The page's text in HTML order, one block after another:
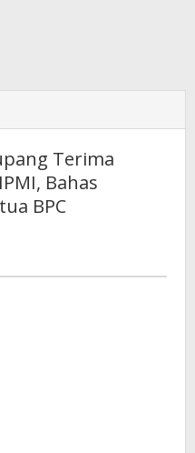
Terima
Bahas
BPC